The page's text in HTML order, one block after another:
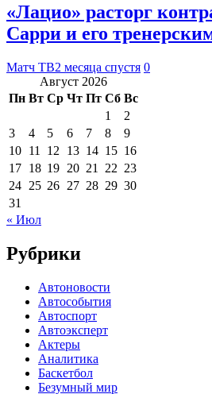
«Лацио» расторг
Сарри и его
Матч ТВ2 месяца спустя 0
Август 2026
Пн Вт Ср Чт Пт Сб Вс
1
2
3
4 5 6 7 8
9
10 11 12 13 14 15 16
17 18 19 20 21 22 23
24 25 26 27 28 29 30
31
« Июл
Рубрики
Автоновости
Автособытия
Автоспорт
Автоэксперт
Актеры
Аналитика
Баскетбол
Безумный мир